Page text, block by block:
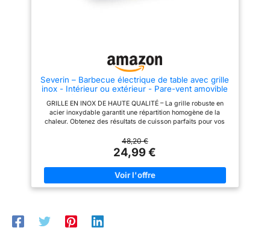
thermostat réglable, cuisson
SafeTouch, pare-vent amovible
de 8 cm, PG 8565 Qualité
allemande – Garantie 2 ans –
Les produits SEVERIN sont
performants par leur
conception, leur facilité
Severin – Barbecue électrique de table avec grille
inox - Intérieur ou extérieur - Pare-vent amovible
et bac à eau – Pour camping, balcon ou jardin -
2000 W – PG 8593, Noir
GRILLE EN INOX DE HAUTE QUALITÉ – La grille robuste en
acier inoxydable garantit une répartition homogène de la
chaleur. Obtenez des résultats de cuisson parfaits pour vos
balcon, la terrasse ou directement à l’intérieur. CONTRÔLE
PRÉCIS DE LA TEMPÉRATURE – Réglez la puissance d'une
simple main grâce au thermostat rotatif. Maîtrisez la cuisson de
tous vos plats sans réglages compliqués : une cuisine
conviviale et accessible à tous. NETTOYAGE SANS EFFORT –
Une conception intelligente avec des composants entièrement
CHAUFFE RAPIDE – Le bac récupérateur de graisse rempli
d'eau prévient les flambées de graisses et réduit les fumées et
48,20 €
24,99 €